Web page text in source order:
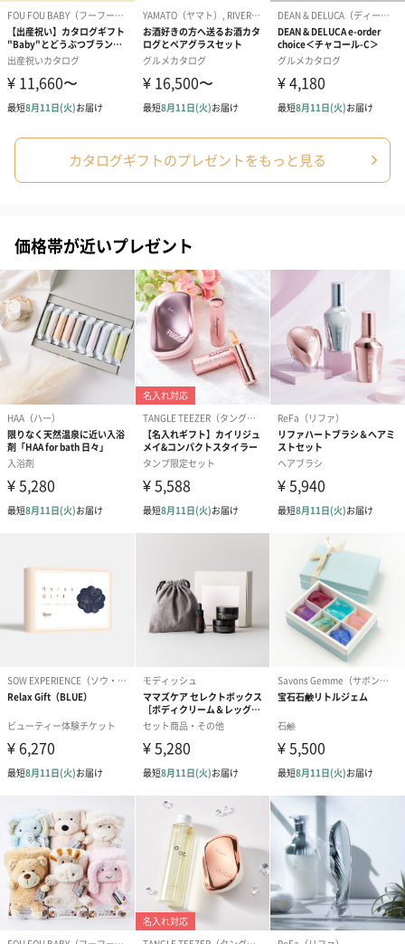
ブライダルロリポップ
ドレス（いちご味)
（1,122円）
ブライダルロリポップ
タキシード（コーラ味)
（1,122円）
今治タオルケ
ンドタオル・
タオル）（
生花
生花のブーケを同梱します。
※9-15時にご注文いただく場合、最短のお届け可能日が通常より
シーズンブーケ（ひま
わり）（1,880円）
ブーケ（ホワイトグリ
ーン）（1,650円）
ブーケ（ピン
（1,650円）
ドライフラワー・プリザーブドフラワー
自然のお花で作ったドライフラワー・プリザーブドフラワーを同
梱します。
一部花材が写真と異なる場合がございます。予めご了承くださ
プリザーブドフラワー
ブーケ（ピンク）
（2,580円）
プリザーブドフラワー
ブーケ（ブルー）
（2,580円）
ク）（1,500円
ぬいぐるみ
愛らしいぬいぐるみを同梱してお届けします。
誕生日・記念日・出産祝いなどのシーンにおすすめです。
カタログギフトのプレゼントをもっと見る
価格帯が近いプレゼント